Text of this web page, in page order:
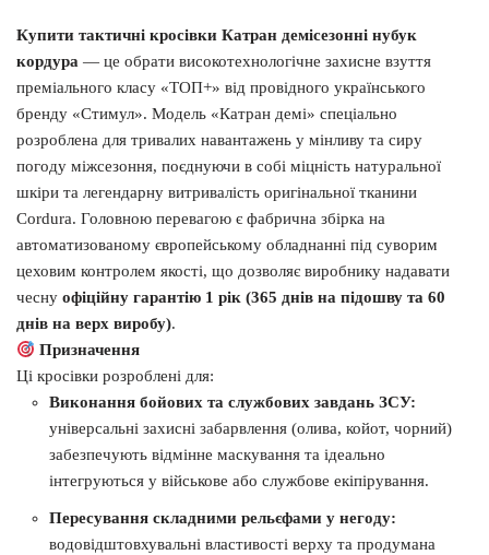
Купити тактичні кросівки Катран демісезонні нубук
кордура — це обрати високотехнологічне захисне взуття
преміального класу «ТОП+» від провідного українського
бренду «Стимул». Модель «Катран демі» спеціально
розроблена для тривалих навантажень у мінливу та сиру
погоду міжсезоння, поєднуючи в собі міцність натуральної
шкіри та легендарну витривалість оригінальної тканини
Cordura. Головною перевагою є фабрична збірка на
автоматизованому європейському обладнанні під суворим
цеховим контролем якості, що дозволяє виробнику надавати
чесну офіційну гарантію 1 рік (365 днів на підошву та 60
днів на верх виробу).
Призначення
Ці кросівки розроблені для:
Виконання бойових та службових завдань ЗСУ:
універсальні захисні забарвлення (олива, койот, чорний)
забезпечують відмінне маскування та ідеально
інтегруються у військове або службове екіпірування.
Пересування складними рельєфами у негоду:
водовідштовхувальні властивості верху та продумана